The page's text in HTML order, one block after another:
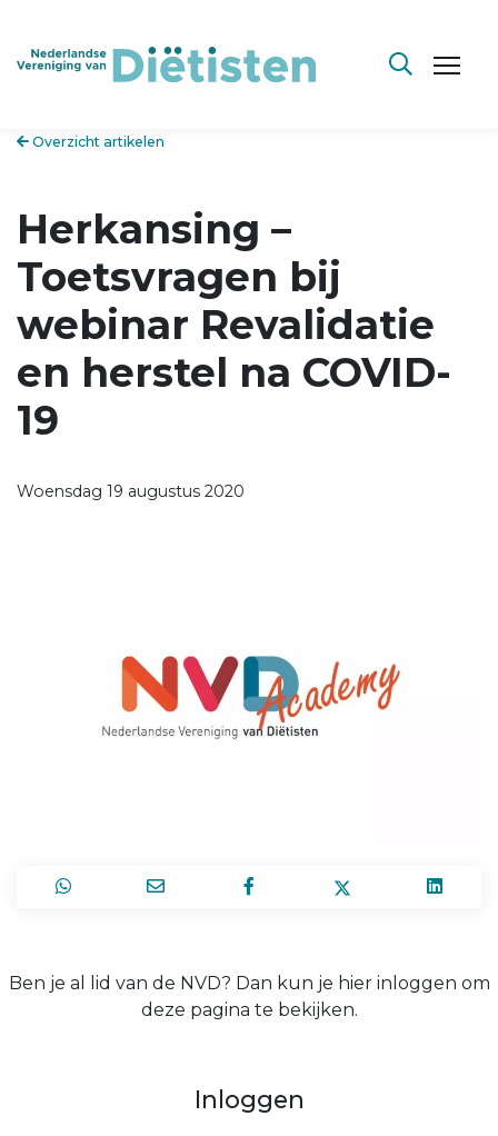
Overzicht artikelen
Herkansing –
Toetsvragen bij
webinar Revalidatie
en herstel na COVID-
19
Woensdag 19 augustus 2020
Ben je al lid van de NVD? Dan kun je hier inloggen om
deze pagina te bekijken.
Inloggen